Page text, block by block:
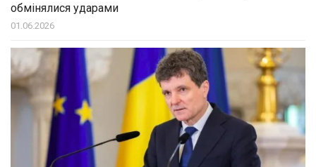
обмінялися ударами
01.06.2026